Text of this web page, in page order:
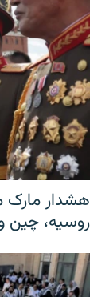
هشدار مارک
روسیه، چین